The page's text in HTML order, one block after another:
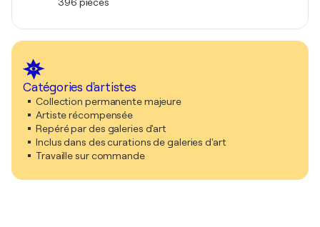
Catégories d'artistes
Collection permanente majeure
Artiste récompensée
Repéré par des galeries d'art
Inclus dans des curations de galeries d'art
Travaille sur commande